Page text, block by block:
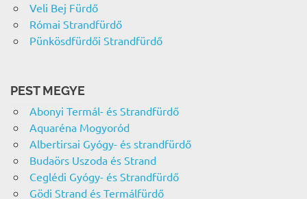
Veli Bej Fürdő
Római Strandfürdő
Pünkösdfürdői Strandfürdő
PEST MEGYE
Abonyi Termál- és Strandfürdő
Aquaréna Mogyoród
Albertirsai Gyógy- és strandfürdő
Budaörs Uszoda és Strand
Ceglédi Gyógy- és Strandfürdő
Gödi Strand és Termálfürdő